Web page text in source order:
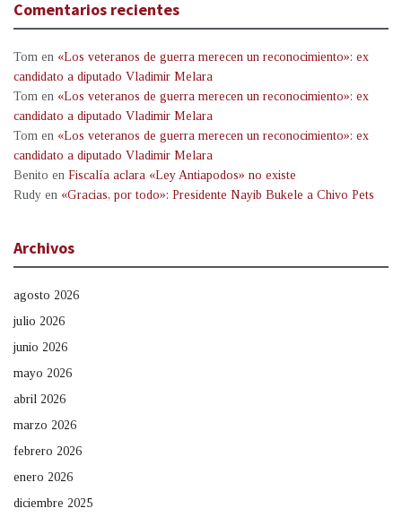
Comentarios recientes
Tom en «Los veteranos de guerra merecen un reconocimiento»: ex
candidato a diputado Vladimir Melara
Tom en «Los veteranos de guerra merecen un reconocimiento»: ex
candidato a diputado Vladimir Melara
Tom en «Los veteranos de guerra merecen un reconocimiento»: ex
candidato a diputado Vladimir Melara
Benito en Fiscalía aclara «Ley Antiapodos» no existe
Rudy en «Gracias, por todo»: Presidente Nayib Bukele a Chivo Pets
Archivos
agosto 2026
julio 2026
junio 2026
mayo 2026
abril 2026
marzo 2026
febrero 2026
enero 2026
diciembre 2025